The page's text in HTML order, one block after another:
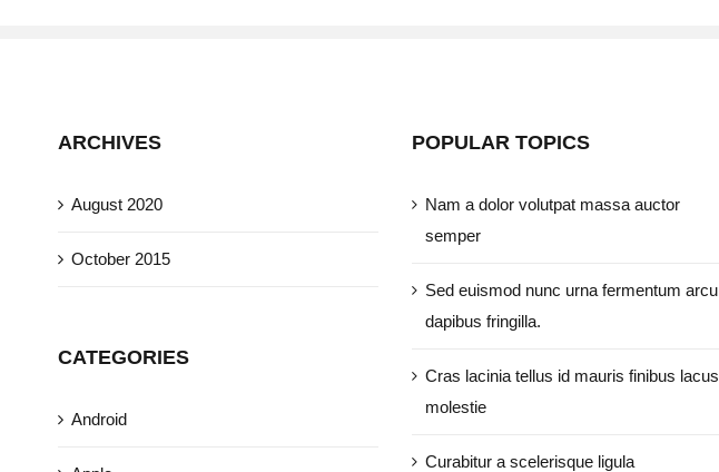
ARCHIVES
August 2020
October 2015
CATEGORIES
Android
POPULAR TOPICS
Nam a dolor volutpat massa auctor
semper
Sed euismod nunc urna fermentum arcu
dapibus fringilla.
Cras lacinia tellus id mauris finibus lacus
molestie
Curabitur a scelerisque ligula